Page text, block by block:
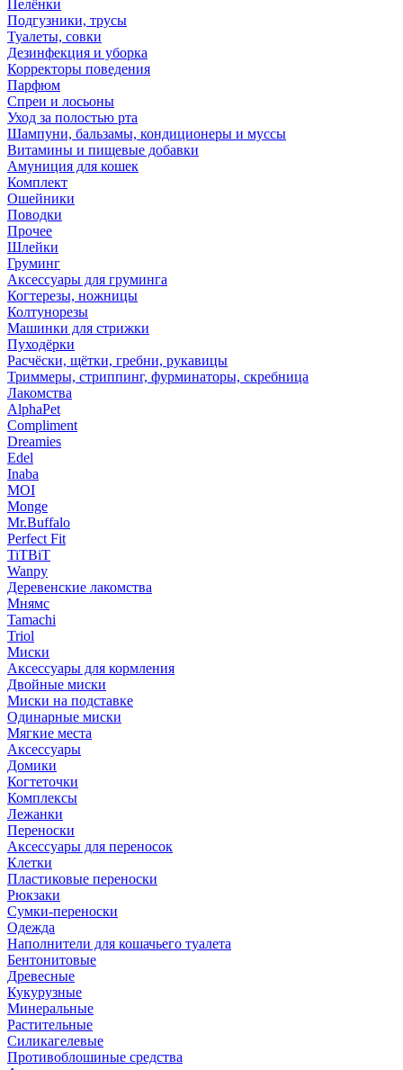
Пелёнки
Подгузники, трусы
Туалеты, совки
Дезинфекция и уборка
Корректоры поведения
Парфюм
Спреи и лосьоны
Уход за полостью рта
Шампуни, бальзамы, кондиционеры и муссы
Витамины и пищевые добавки
Амуниция для кошек
Комплект
Ошейники
Поводки
Прочее
Шлейки
Груминг
Аксессуары для груминга
Когтерезы, ножницы
Колтунорезы
Машинки для стрижки
Пуходёрки
Расчёски, щётки, гребни, рукавицы
Триммеры, стриппинг, фурминаторы, скребница
Лакомства
AlphaPet
Compliment
Dreamies
Edel
Inaba
MOI
Monge
Mr.Buffalo
Perfect Fit
TiTBiT
Wanpy
Деревенские лакомства
Мнямс
Tamachi
Triol
Миски
Аксессуары для кормления
Двойные миски
Миски на подставке
Одинарные миски
Мягкие места
Аксессуары
Домики
Когтеточки
Комплексы
Лежанки
Переноски
Аксессуары для переносок
Клетки
Пластиковые переноски
Рюкзаки
Сумки-переноски
Одежда
Наполнители для кошачьего туалета
Бентонитовые
Древесные
Кукурузные
Минеральные
Растительные
Силикагелевые
Противоблошиные средства